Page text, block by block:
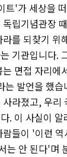
트'가 세상을
립기념관장
를 되찾기 위
기관입니다.
면접 자리에
는 발언을 했
라졌고, 우리
. 이 사실이
들이 '이런
는 안 된다'며